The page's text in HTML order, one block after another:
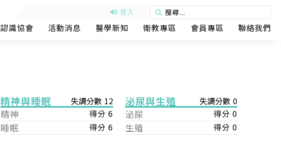
登入
認識協會 活動消息 醫學新知 衛教專區 會員專區 聯絡我們
精神與睡眠 失調分數 12
精神 得分 6
睡眠 得分 6
泌尿與生殖 失調分數 0
泌尿 得分 0
生殖 得分 0